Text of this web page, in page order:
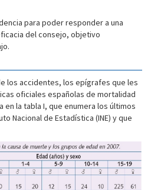
para poder responder a una
del consejo, objetivo
los accidentes, los epígrafes que les
oficiales españolas de mortalidad
la tabla I, que enumera los últimos
Nacional de Estadística (INE) y que